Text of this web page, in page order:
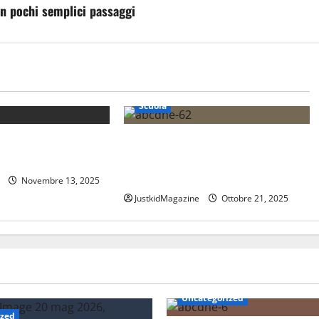
pochi semplici passaggi
Novembre 13, 2025
Scuola
JustkidMagazine Ottobre 21, 2025
Uncategorized